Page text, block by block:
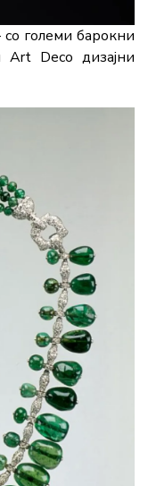
големи барокни
Art Deco дизајни